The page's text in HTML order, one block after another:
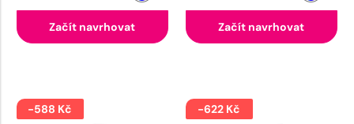
Začít navrhovat Začít navrhovat
-588 Kč -622 Kč